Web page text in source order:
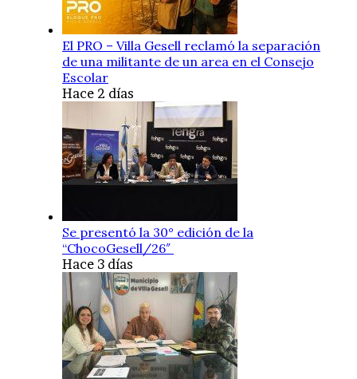
El PRO – Villa Gesell reclamó la separación
de una militante de un area en el Consejo
Escolar
Hace 2 días
Se presentó la 30° edición de la
“ChocoGesell/26″
Hace 3 días